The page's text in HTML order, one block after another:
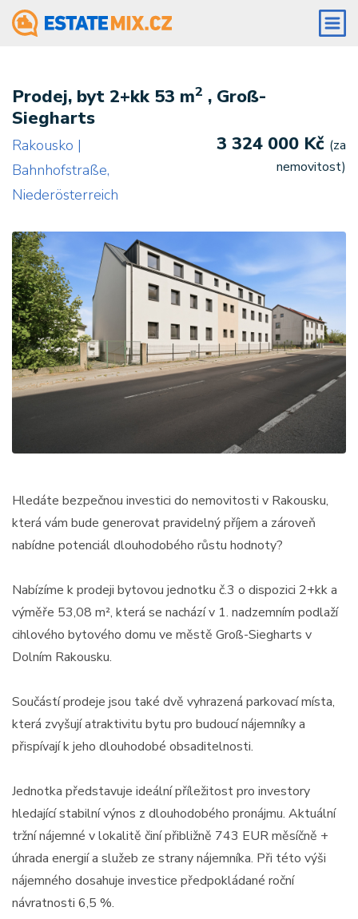
Prodej, byt 2+kk 53 m2 , Groß-
Siegharts
Rakousko |
Bahnhofstraße,
Niederösterreich
3 324 000 Kč (za
nemovitost)
Hledáte bezpečnou investici do nemovitosti v Rakousku,
která vám bude generovat pravidelný příjem a zároveň
nabídne potenciál dlouhodobého růstu hodnoty?
Nabízíme k prodeji bytovou jednotku č.3 o dispozici 2+kk a
výměře 53,08 m², která se nachází v 1. nadzemním podlaží
cihlového bytového domu ve městě Groß-Siegharts v
Dolním Rakousku.
Součástí prodeje jsou také dvě vyhrazená parkovací místa,
která zvyšují atraktivitu bytu pro budoucí nájemníky a
přispívají k jeho dlouhodobé obsaditelnosti.
Jednotka představuje ideální příležitost pro investory
hledající stabilní výnos z dlouhodobého pronájmu. Aktuální
tržní nájemné v lokalitě činí přibližně 743 EUR měsíčně +
úhrada energií a služeb ze strany nájemníka. Při této výši
nájemného dosahuje investice předpokládané roční
návratnosti 6,5 %.